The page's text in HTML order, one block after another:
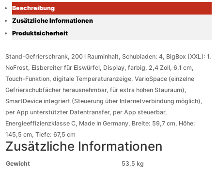
Beschreibung
Zusätzliche Informationen
Produktsicherheit
Stand-Gefrierschrank, 200 l Rauminhalt, Schubladen: 4, BigBox [XXL]: 1,
NoFrost, Eisbereiter für Eiswürfel, Display, farbig, 2,4 Zoll, 6,1 cm,
Touch-Funktion, digitale Temperaturanzeige, VarioSpace (einzelne
Gefrierschubfächer herausnehmbar, für extra hohen Stauraum),
SmartDevice integriert (Steuerung über Internetverbindung möglich),
per App unterstützter Datentransfer, per App steuerbar,
Energieeffizienzklasse C, Made in Germany, Breite: 59,7 cm, Höhe:
145,5 cm, Tiefe: 67,5 cm
Zusätzliche Informationen
Gewicht
53,5 kg